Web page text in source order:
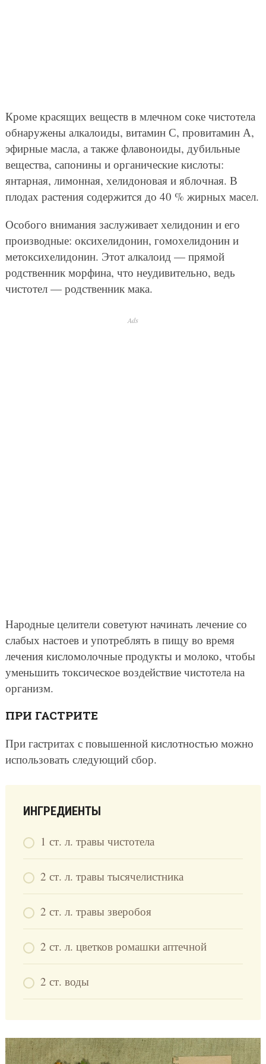
Кроме красящих веществ в млечном соке чистотела
обнаружены алкалоиды, витамин С, провитамин А,
эфирные масла, а также флавоноиды, дубильные
вещества, сапонины и органические кислоты:
янтарная, лимонная, хелидоновая и яблочная. В
плодах растения содержится до 40 % жирных масел.
Особого внимания заслуживает хелидонин и его
производные: оксихелидонин, гомохелидонин и
метоксихелидонин. Этот алкалоид — прямой
родственник морфина, что неудивительно, ведь
чистотел — родственник мака.
Ads
Народные целители советуют начинать лечение со
слабых настоев и употреблять в пищу во время
лечения кисломолочные продукты и молоко, чтобы
уменьшить токсическое воздействие чистотела на
организм.
ПРИ ГАСТРИТЕ
При гастритах с повышенной кислотностью можно
использовать следующий сбор.
ИНГРЕДИЕНТЫ
1 ст. л. травы чистотела
2 ст. л. травы тысячелистника
2 ст. л. травы зверобоя
2 ст. л. цветков ромашки аптечной
2 ст. воды